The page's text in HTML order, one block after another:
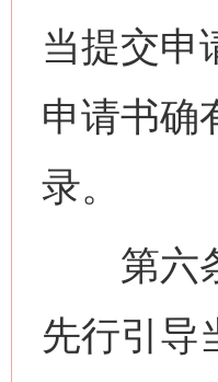
当提交申
申请书确
录。
第六条
先行引导